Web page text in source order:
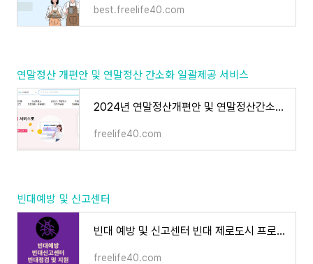
best.freelife40.com
연말정산 개편안 및 연말정산 간소화 일괄제공 서비스
2024년 연말정산개편안 및 연말정산간소화 일괄제공 서비스 확인 정리
freelife40.com
빈대예방 및 신고센터
빈대 예방 및 신고센터 빈대 제로도시 프로젝트 정리 추천
freelife40.com